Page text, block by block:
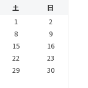
土
日
1
2
8
9
15
16
22
23
29
30